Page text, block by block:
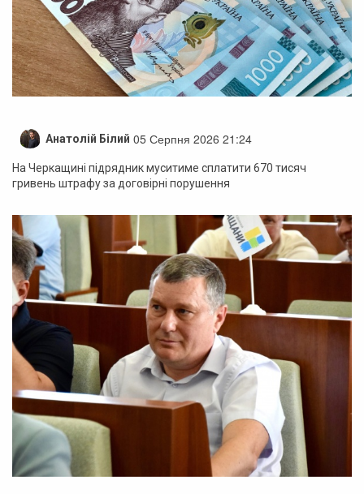
Анатолій Білий 05 Серпня 2026 21:24
На Черкащині підрядник муситиме сплатити 670 тисяч
гривень штрафу за договірні порушення